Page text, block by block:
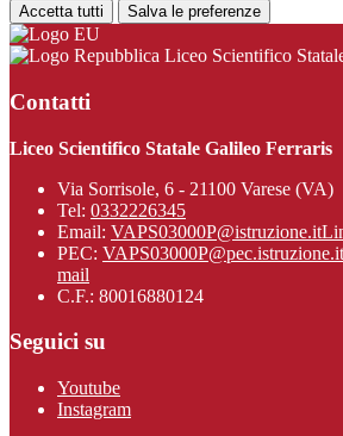
Accetta tutti Salva le preferenze
Liceo Scientifico
Contatti
Liceo Scientifico Statale Galileo Ferraris
Via Sorrisole, 6 - 21100 Varese (VA)
Tel: 0332226345
Email: VAPS03000P@istruzione.it
PEC: VAPS03000P@pec.istruzione.it
mail
C.F.: 80016880124
Seguici su
Youtube
Instagram